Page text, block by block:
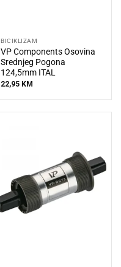
BICIKLIZAM
VP Components Osovina
Srednjeg Pogona
124,5mm ITAL
22,95 KM